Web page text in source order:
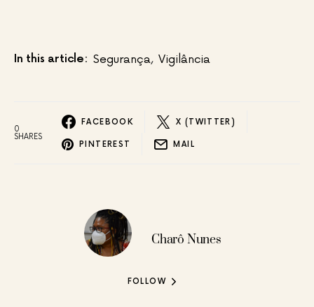
In this article: Segurança, Vigilância
0
SHARES
FACEBOOK X (TWITTER)
PINTEREST MAIL
Charô Nunes
FOLLOW